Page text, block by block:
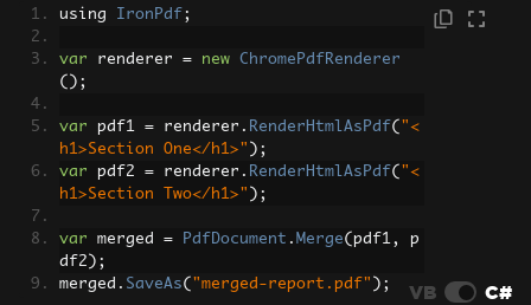
using IronPdf ;
var renderer = new
ChromePdfRenderer
();
var pdf1 = renderer . RenderHtmlAsPdf( "<
h1>Section One</h1>" );
var pdf2 = renderer . RenderHtmlAsPdf( "<
h1>Section Two</h1>" );
var merged = PdfDocument . Merge( pdf1,
p
df2 );
merged . SaveAs( "merged-report.pdf" ); VB C#